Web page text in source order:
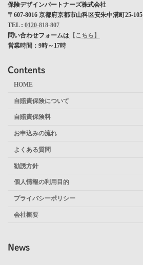
保険デザインパートナーズ株式会社
〒607-8016 京都府京都市山科区安朱中溝町25-105
TEL : 0120-818-807
問い合わせフォームは 【こちら】
営業時間：9時～17時
Contents
HOME
自賠責保険について
自賠責保険料
お申込みの流れ
よくある質問
勧誘方針
個人情報の利用目的
プライバシーポリシー
会社概要
News